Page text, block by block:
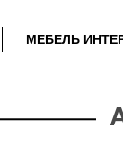
МЕБЕЛЬ